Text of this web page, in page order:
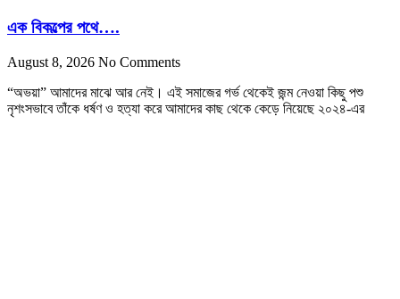
এক বিকল্পের পথে….
August 8, 2026 No Comments
“অভয়া” আমাদের মাঝে আর নেই। এই সমাজের গর্ভ থেকেই জন্ম নেওয়া কিছু পশু
নৃশংসভাবে তাঁকে ধর্ষণ ও হত্যা করে আমাদের কাছ থেকে কেড়ে নিয়েছে ২০২৪-এর